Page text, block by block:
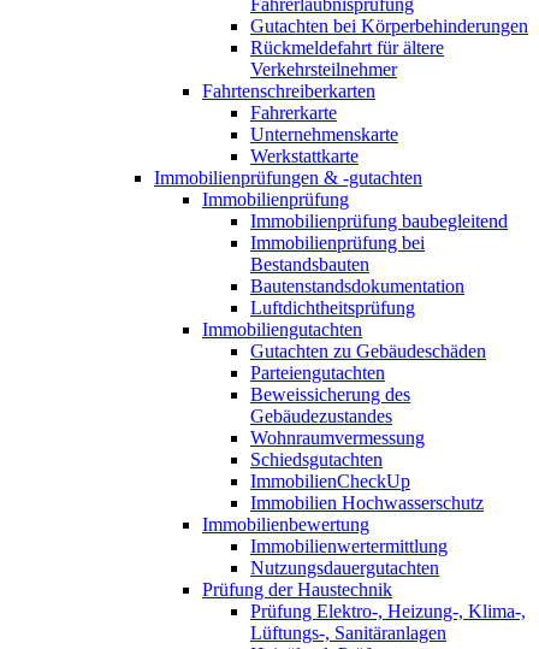
Gutachten bei Körperbehinderungen
Rückmeldefahrt für ältere
Verkehrsteilnehmer
Fahrtenschreiberkarten
Fahrerkarte
Unternehmenskarte
Werkstattkarte
Immobilienprüfungen & -gutachten
Immobilienprüfung
Immobilienprüfung baubegleitend
Immobilienprüfung bei
Bestandsbauten
Bautenstandsdokumentation
Luftdichtheitsprüfung
Immobiliengutachten
Gutachten zu Gebäudeschäden
Parteiengutachten
Beweissicherung des
Gebäudezustandes
Wohnraumvermessung
Schiedsgutachten
ImmobilienCheckUp
Immobilien Hochwasserschutz
Immobilienbewertung
Immobilienwertermittlung
Nutzungsdauergutachten
Prüfung der Haustechnik
Prüfung Elektro-, Heizung-, Klima-,
Lüftungs-, Sanitäranlagen